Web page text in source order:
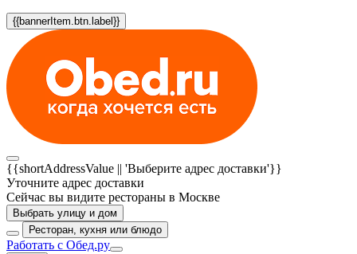
{{bannerItem.btn.label}}
{{shortAddressValue || 'Выберите адрес доставки'}}
Уточните адрес доставки
Сейчас вы видите рестораны в Москве
Выбрать улицу и дом
Ресторан, кухня или блюдо
Работать с Обед.ру